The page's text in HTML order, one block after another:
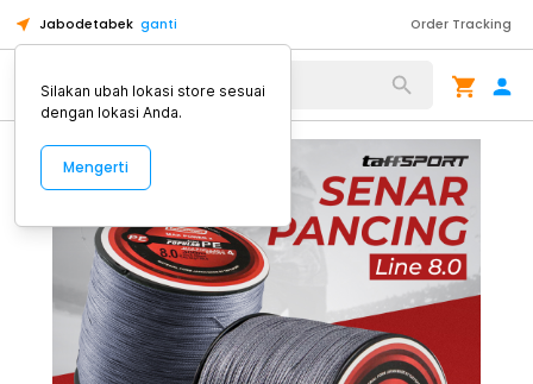
Jabodetabek ganti Order Tracking
Alat Kopi
Silakan ubah lokasi store sesuai
dengan lokasi Anda.
Mengerti